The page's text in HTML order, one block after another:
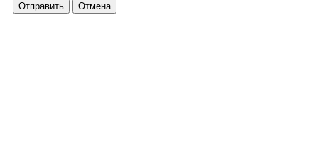
Отправить Отмена